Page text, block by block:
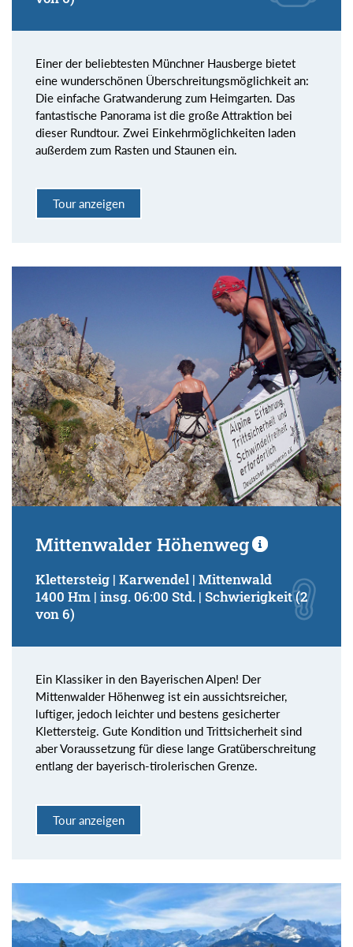
Einer der beliebtesten Münchner Hausberge bietet
eine wunderschönen Überschreitungsmöglichkeit an:
Die einfache Gratwanderung zum Heimgarten. Das
fantastische Panorama ist die große Attraktion bei
dieser Rundtour. Zwei Einkehrmöglichkeiten laden
außerdem zum Rasten und Staunen ein.
Tour anzeigen
Mittenwalder Höhenweg
Klettersteig | Karwendel | Mittenwald
1400 Hm | insg. 06:00 Std. | Schwierigkeit (2
von 6)
Ein Klassiker in den Bayerischen Alpen! Der
Mittenwalder Höhenweg ist ein aussichtsreicher,
luftiger, jedoch leichter und bestens gesicherter
Klettersteig. Gute Kondition und Trittsicherheit sind
aber Voraussetzung für diese lange Gratüberschreitung
entlang der bayerisch-tirolerischen Grenze.
Tour anzeigen